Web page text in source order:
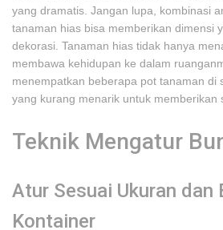
yang dramatis. Jangan lupa, kombinasi
tanaman hias bisa memberikan dimensi
dekorasi. Tanaman hias tidak hanya
membawa kehidupan ke dalam
menempatkan beberapa pot tanaman di
yang kurang menarik untuk memberikan
Teknik Mengatur
Atur Sesuai Ukuran dan
Kontainer